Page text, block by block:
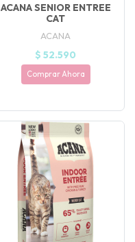
ACANA SENIOR ENTREE
CAT
ACANA
$ 52.590
Comprar Ahora